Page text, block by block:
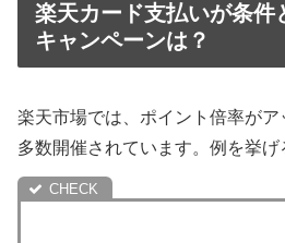
楽天カード支払いが条件
キャンペーンは？
楽天市場では、ポイント倍率が
多数開催されています。例を挙